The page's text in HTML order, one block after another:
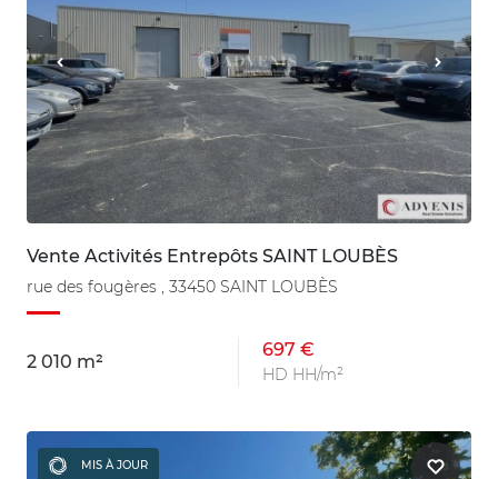
Vente Activités Entrepôts SAINT LOUBÈS
rue des fougères , 33450 SAINT LOUBÈS
2 010 m²
697 €
HD HH/m²
MIS À JOUR